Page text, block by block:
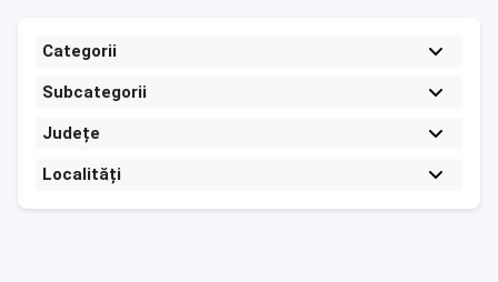
Categorii
Subcategorii
Județe
Localități